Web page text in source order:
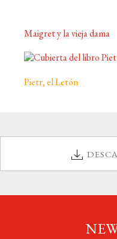
Maigret y la vieja dama
Pietr, el Letón